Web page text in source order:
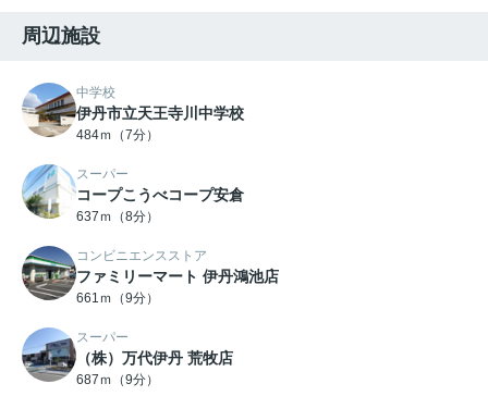
周辺施設
中学校
伊丹市立天王寺川中学校
484ｍ（7分）
スーパー
コープこうべコープ安倉
637ｍ（8分）
コンビニエンスストア
ファミリーマート 伊丹鴻池店
661ｍ（9分）
スーパー
（株）万代伊丹 荒牧店
687ｍ（9分）